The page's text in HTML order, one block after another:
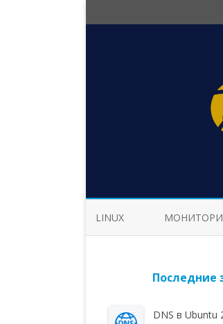
LINUX
Последние
DNS в Ubuntu